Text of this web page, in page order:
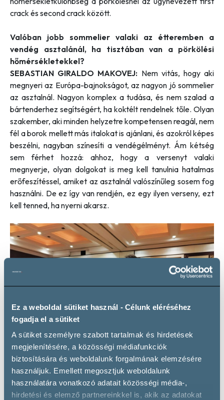
Ez a weboldal sütiket használ - Célunk eléréséhez
fogadja el a sütiket
A sütiket személyre szabott tartalmak és hirdetések
megjelenítésére, a közösségi médiafunkciók
biztosítására és weboldalunk forgalmának elemzésére
használjuk. Emellett megosztjuk weboldalunk
használatára vonatkozó adatait közösségi média-,
hirdetési és elemző partnereinkkel is, akik az adatokat
crack és second crack között.
Valóban jobb sommelier valaki az étteremben a
vendég asztalánál, ha tisztában van a pörkölési
hőmérsékletekkel?
SEBASTIAN GIRALDO MAKOVEJ: Nem vitás, hogy aki
megnyeri az Európa-bajnokságot, az nagyon jó sommelier
az asztalnál. Nagyon komplex a tudása, és nem szalad a
bártenderhez segítségért, ha koktélt rendelnek tőle. Olyan
szakember, aki minden helyzetre kompetensen reagál, nem
fél a borok mellett más italokat is ajánlani, és azokról képes
beszélni, nagyban színesíti a vendégélményt. Ám kétség
sem férhet hozzá: ahhoz, hogy a versenyt valaki
megnyerje, olyan dolgokat is meg kell tanulnia hatalmas
erőfeszítéssel, amiket az asztalnál valószínűleg sosem fog
használni. De ez így van rendjén, ez egy ilyen verseny, ezt
kell tenned, ha nyerni akarsz.
(Fotó: Kovács Gábor/Magyar Sommelier Club)